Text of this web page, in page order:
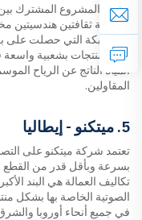
بفضل المشروع المشترك
التجارية ثقافتين هندسيتين
المتشابكة التي حصلت على
هذه المنتجات بشعبية
المياه الناتج عن الرياح
المقاولين.
5. ميتكنو - إيطاليا
تعتمد شركة ميتكنو على
بسرعة وبأقل قدر من القطع
تكاليف العمالة هي البند
الصوتية الخاصة بها بشكل
في جميع أنحاء أوروبا